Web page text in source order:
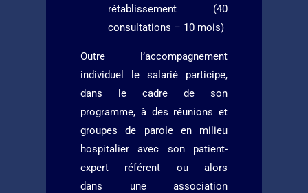
rétablissement (40
consultations – 10 mois)
Outre l’accompagnement
individuel le salarié participe,
dans le cadre de son
programme, à des réunions et
groupes de parole en milieu
hospitalier avec son patient-
expert référent ou alors
dans une association